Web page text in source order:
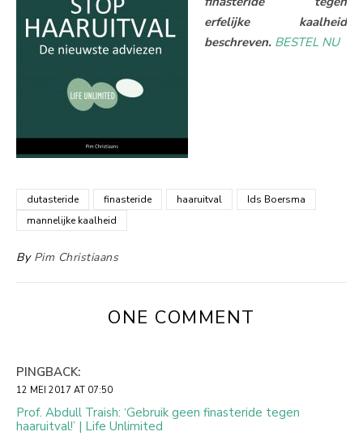
erfelijke kaalheid
beschreven. BESTEL NU
dutasteride finasteride haaruitval
Ids Boersma
mannelijke kaalheid
By Pim Christiaans
ONE COMMENT
PINGBACK:
12 MEI 2017 AT 07:50
Prof. Abdull Traish: ‘Gebruik geen finasteride tegen
haaruitval!’ | Life Unlimited